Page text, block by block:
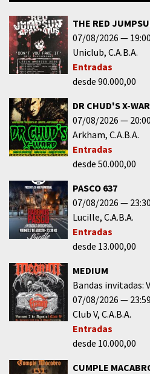
THE RED
07/08/2026
19:00
Uniclub C.A.B.A.
Entradas
desde 90.000,00
DR CHUD'S X-
07/08/2026
20:00
Arkham C.A.B.A.
Entradas
desde 50.000,00
PASCO 637
07/08/2026
23:30
Lucille C.A.B.A.
Entradas
desde 13.000,00
MEDIUM
Bandas invitadas:
07/08/2026
23:59
Club V C.A.B.A.
Entradas
desde 10.000,00
CUMPLE